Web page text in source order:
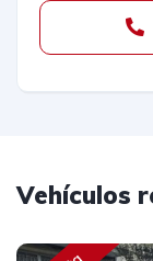
Vehículos